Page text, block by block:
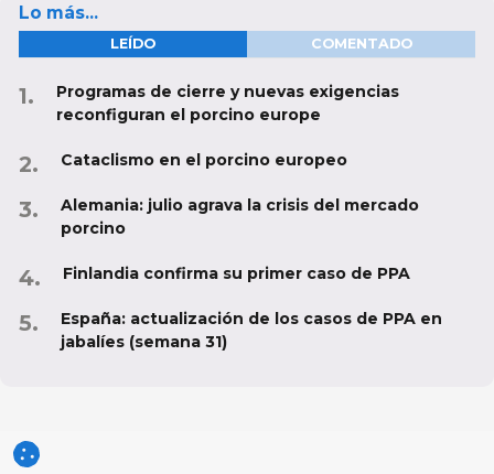
Lo más...
LEÍDO COMENTADO
Programas de cierre y nuevas exigencias
reconfiguran el porcino europe
Cataclismo en el porcino europeo
Alemania: julio agrava la crisis del mercado
porcino
Finlandia confirma su primer caso de PPA
España: actualización de los casos de PPA en
jabalíes (semana 31)